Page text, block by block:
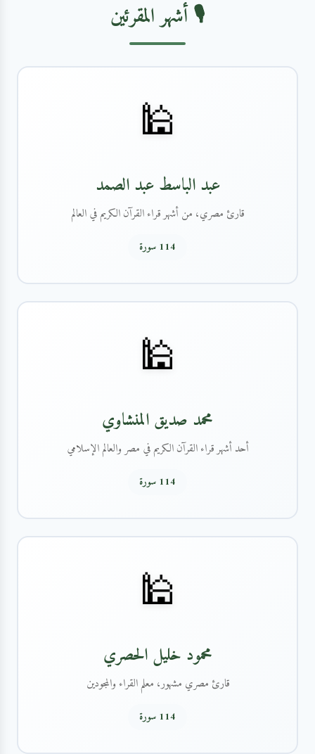
🎙️ أشهر المقرئين
🕌
عبد الباسط عبد الصمد
قارئ مصري، من أشهر قراء القرآن الكريم في العالم
114 سورة
🕌
محمد صديق المنشاوي
أحد أشهر قراء القرآن الكريم في مصر والعالم الإسلامي
114 سورة
🕌
محمود خليل الحصري
قارئ مصري مشهور، معلم القراء والمجودين
114 سورة